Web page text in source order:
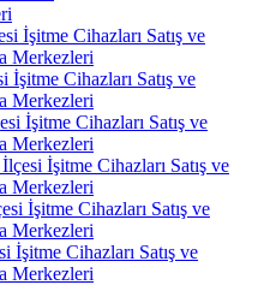
İşitme Cihazları Satış ve
Merkezleri
İşitme Cihazları Satış ve
Merkezleri
İşitme Cihazları Satış ve
Merkezleri
İşitme Cihazları Satış ve
Merkezleri
İşitme Cihazları Satış ve
Merkezleri
İşitme Cihazları Satış ve
Merkezleri